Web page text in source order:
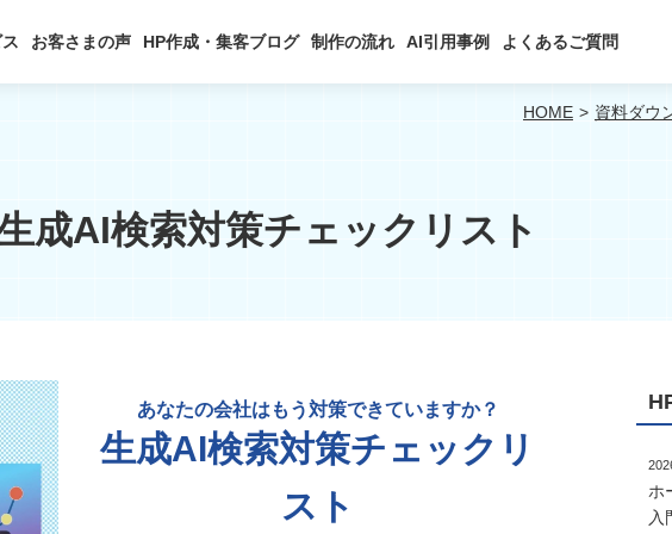
お客さまの声 HP作成・集客ブログ 制作の流れ AI引用事例 よくあるご質問
HOME 資料ダウ
成AI検索対策チェックリスト
あなたの会社はもう対策できていますか？
生成AI検索対策チェックリ
スト
ホ
入